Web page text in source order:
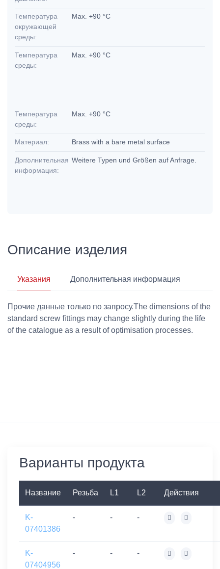
Температура
окружающей
среды:
Max. +90 °C
Температура
среды:
Max. +90 °C
Температура
среды:
Max. +90 °C
Материал: Brass with a bare metal surface
Дополнительная
информация:
Weitere Typen und Größen auf Anfrage.
Описание изделия
Указания Дополнительная информация
Прочие данные только по запросу.The dimensions of the
standard screw fittings may change slightly during the life
of the catalogue as a result of optimisation processes.
Варианты продукта
Название Резьба L1 L2 Действия
K-
07401386
- - -
K-
07404956
- - -